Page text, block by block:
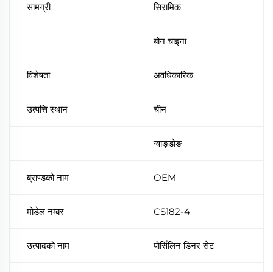
सामग्री सिरामिक
बोन चाइना
विशेषता अवधिकारिक
उत्पत्ति स्थान चीन
ग्वाङ्डोङ
ब्राण्डको नाम OEM
मोडेल नम्बर CS182-4
उत्पादको नाम पोर्सिलिन डिनर सेट